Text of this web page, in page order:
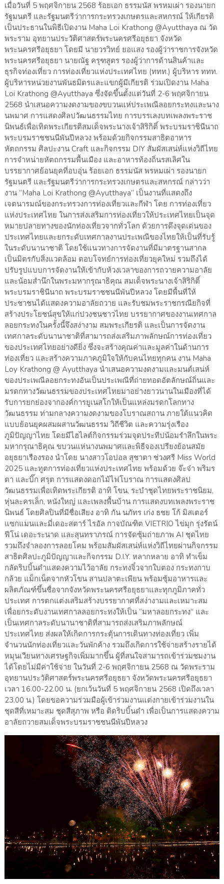
เมื่อวันที่ 5 พฤศจิกายน 2568 ร้อยเอก ธรรมนัส พรหมเผ่า รองนายก
รัฐมนตรี และรัฐมนตรีว่าการกระทรวงเกษตรและสหกรณ์ ให้เกียรติ
เป็นประธานในพิธีเปิดงาน Maha Loi Krathong @Ayutthaya ณ วัด
พระราม อุทยานประวัติศาสตร์พระนครศรีอยุธยา จังหวัด
พระนครศรีอยุธยา โดยมี นายวรวิทย์ ยอแสง รองผู้ว่าราชการจังหวัด
พระนครศรีอยุธยา นายณัฐ ครุฑสูตร รองผู้ว่าการด้านสินค้าและ
ธุรกิจท่องเที่ยว การท่องเที่ยวแห่งประเทศไทย (ททท.) ผู้บริหาร ททท.
ผู้บริหารหน่วยงานพันธมิตรและแขกผู้มีเกียรติ ร่วมเปิดงาน Maha
Loi Krathong @Ayutthaya ซึ่งจัดขึ้นตั้งแต่วันที่ 2-6 พฤศจิกายน
2568 นำเสนอความงดงามของขบวนแห่ประเพณีลอยกระทงและนาง
นพมาศ การแสดงศิลปวัฒนธรรมไทย การบรรเลงบทเพลงพระราช
นิพนธ์เพื่อเทิดพระเกียรติสมเด็จพระนางเจ้าสิริกิติ์ พระบรมราชินีนาถ
พระบรมราชชนนีพันปีหลวง พร้อมด้วยกิจกรรมสาธิตอาหาร
หัตถกรรม ศิลปะงาน Craft และกิจกรรม DIY สัมผัสเสน่ห์แห่งวิถีไทย
การจำหน่ายหัตถกรรมพื้นเมือง และอาหารท้องถิ่นรสเลิศใน
บรรยากาศย้อนยุคที่อบอุ่น ร้อยเอก ธรรมนัส พรหมเผ่า รองนายก
รัฐมนตรี และรัฐมนตรีว่าการกระทรวงเกษตรและสหกรณ์ กล่าวว่า
งาน “Maha Loi Krathong @Ayutthaya” เป็นงานที่แสดงถึง
เจตนารมณ์ของกระทรวงการท่องเที่ยวและกีฬา โดย การท่องเที่ยว
แห่งประเทศไทย ในการส่งเสริมการท่องเที่ยวให้ประเทศไทยเป็นจุด
หมายปลายทางของนักท่องเที่ยวจากทั่วโลก ด้วยการดึงจุดเด่นของ
ประเทศไทยและยกระดับเทศกาลงานประเพณีของไทยให้เป็นที่รับรู้
ในระดับนานาชาติ โดยใช้แนวทางการจัดงานที่มีมาตรฐานสากล
เป็นมิตรกับสิ่งแวดล้อม ตอบโจทย์การท่องเที่ยวยุคใหม่ รวมถึงได้
ปรับรูปแบบการจัดงานให้เข้ากับห้วงเวลาของการถวายความอาลัย
และน้อมสำนึกในพระมหากรุณาธิคุณ สมเด็จพระนางเจ้าสิริกิติ์
พระบรมราชินีนาถ พระบรมราชชนนีพันปีหลวง โดยมีพื้นที่ให้
ประชาชนได้แสดงความอาลัยถวาย และรับชมพระราชกรณียกิจที่
สร้างประโยชน์สุขให้แก่ปวงชนชาวไทย บรรยากาศของงานเทศกาล
ลอยกระทงในครั้งนี้จึงสง่างาม สมพระเกียรติ และเป็นการจัดงาน
เทศกาลระดับนานาชาติที่สามารถส่งเสริมภาพลักษณ์การท่องเที่ยว
ของประเทศไทยอย่างดียิ่ง ซึ่งจะสร้างคุณค่าและมูลค่าในด้านการ
ท่องเที่ยว และสร้างความภาคภูมิใจให้กับคนไทยทุกคน งาน Maha
Loy Krathong @ Ayutthaya นำเสนอความงดงามและมนต์เสน่ห์
ของประเพณีลอยกระทงอันเป็นประเพณีที่ถ่ายทอดอัตลักษณ์ถิ่นและ
มรดกทางวัฒนธรรมของประเทศไทยมาอย่างยาวนานในเมืองที่ได้
รับการยกย่องจากองค์การยูเนสโกให้เป็นแหล่งมรดกโลกทาง
วัฒนธรรม ท่ามกลางความงดงามของโบราณสถาน ภายใต้แนวคิด
แบบย้อนยุคผสมผสานวัฒนธรรม วิถีชีวิต และความรุ่งเรือง
ภูมิปัญญาไทย โดยมีไฮไลต์กิจกรรมร่วมจุดประทีปน้อมรำลึกในพระ
มหากรุณาธิคุณ ขบวนแห่นางนพมาศและพิธีจองเปรียงย้อนสมัย
อยุธยาเรืองรอง นำโดย นางสาวโอปอล สุชาตา ช่วงศรี Miss World
2025 และทูตการท่องเที่ยวแห่งประเทศไทย พร้อมด้วย จ๊ะจ๋า พริมร
ตา และบิ๊ก ศรุต การแสดงดอกไม้ไฟโบราณ การแสดงศิลป
วัฒนธรรมเพื่อเทิดพระเกียรติ อาทิ โขน, ระบำชุดไทยพระราชนิยม,
หุ่นละครเล็ก, หนังใหญ่ และเพลงพื้นบ้าน การแสดงบทเพลงพระราช
นิพนธ์ โดยศิลปินที่มีชื่อเสียง อาทิ กัน นภัทร เก่ง ธชย โก้ มิสเตอร์
แซกแมนและมี่เดอะสตาร์ ไรอัล กาจบัณฑิต VIETRIO ไข่มุก รุ่งรัตน์
ฟีโน่ เดอะระนาด และสุนทราภรณ์ การจัดซุ้มถ่ายภาพ AI ชุดไทย
รวมถึงจำลองการลอยโคม พร้อมสัมผัสเสน่ห์แห่งวิถีไทยผ่านกิจกรรม
สาธิตศิลปะภูมิปัญญาและกิจกรรม D.I.Y. หลากหลาย อาทิ ทำเข็ม
กลัดริบบิ้นดำแสดงความไว้อาลัย กระทงจิ๋วจากใบตอง กระทงกาบ
กล้วย แม็กเน็ตจากหัวโขน สานปลาตะเพียน พร้อมซุ้มอาหารและ
ผลิตภัณฑ์ขึ้นชื่อจากจังหวัดพระนครศรีอยุธยาและทุกภูมิภาคทั่ว
ประเทศ การตกแต่งเสริมสร้างบรรยากาศที่สง่างามและเหมาะสม
เพื่อยกระดับงานเทศกาลลอยกระทงให้เป็น “มหาลอยกระทง” และ
เป็นเทศกาลระดับนานาชาติที่สามารถส่งเสริมภาพลักษณ์
ประเทศไทย ส่งผลให้เกิดการกระตุ้นการเดินทางท่องเที่ยว เพิ่ม
จำนวนนักท่องเที่ยวและวันพักค้าง รวมถึงเกิดการใช้จ่ายสร้างรายได้
หมุนเวียนทางเศรษฐกิจเพิ่มมากขึ้น ผู้ที่สนใจสามารถเข้าร่วมชมงาน
ได้โดยไม่มีค่าใช้จ่าย ในวันที่ 2-6 พฤศจิกายน 2568 ณ วัดพระราม
อุทยานประวัติศาสตร์พระนครศรีอยุธยา จังหวัดพระนครศรีอยุธยา
เวลา 16.00-22.00 น. (ยกเว้นวันที่ 5 พฤศจิกายน 2568 เปิดถึงเวลา
23.00 น.) โดยขอความร่วมมือผู้เข้าร่วมงานแต่งกายเข้าร่วมงานใน
ชุดสีที่เหมาะสม ชุดสีสุภาพ หรือ ติดริบบิ้นดำ เพื่อเป็นการแสดงความ
อาลัยถวายสมเด็จพระบรมราชชนนีพันปีหลวง